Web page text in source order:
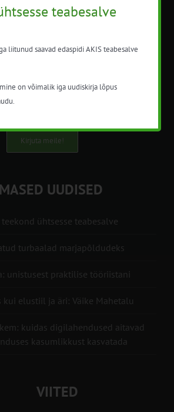
nimetuse alt
nõustamisteenuseid.
info@pikk.ee
Kirjuta meile!
UUDISED
teekond ühtsesse teabesalve
turbaalad marjapõldudeks
unistusest praktilise tööriistani
kui elustiil ja äri: Väike Mahetalu
kuidas digilahendused aitavad
kasumlikkust kasvatada
VIITED
teabesalve
liitunud saavad edaspidi AKIS teabesalve
on võimalik iga uudiskirja lõpus